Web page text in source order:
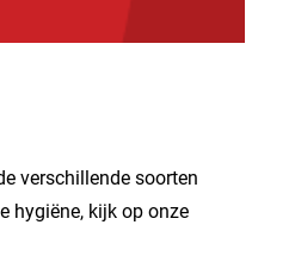
verschillende soorten
hygiëne, kijk op onze